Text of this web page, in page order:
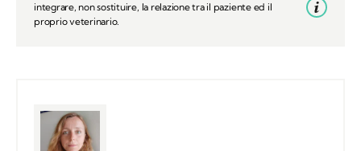
integrare, non sostituire, la relazione tra il paziente ed il
proprio veterinario.